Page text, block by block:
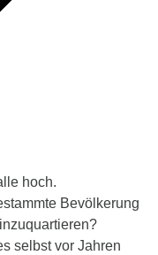
hoch.
Bevölkerung
selbst vor Jahren